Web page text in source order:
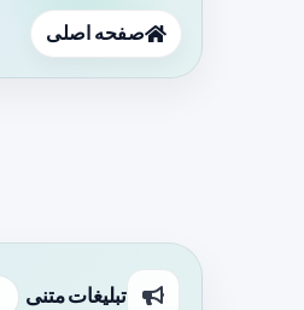
صفحه اصلی
تبلیغات متنی